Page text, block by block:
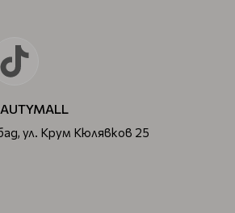
ул. Крум Кюлявков 25